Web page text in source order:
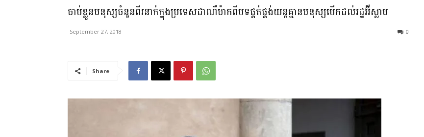
ចាប់ខ្លួនមនុស្សចំនួនពីរនាក់ក្នុងប្រទេសដាណឺម៉ាកពីបទផ្គត់ផ្គង់យន្តគ្មានមនុស្សបើកដល់រដ្ឋអ៊ីស្លាម
September 27, 2018 0
Share